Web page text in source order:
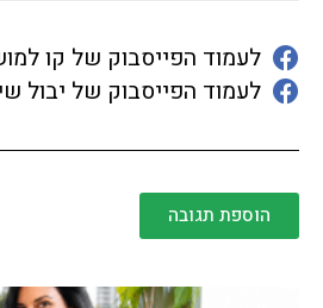
לעמוד הפייסבוק של קו
לעמוד הפייסבוק של יבול
הוספת תגובה